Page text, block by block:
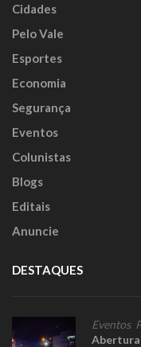
Cidades
Pelo Vale
Esportes
Economia
Segurança
Eventos
Colunistas
Blogs
Editais
Anuncie
DESTAQUES
Eventos,
Abertura